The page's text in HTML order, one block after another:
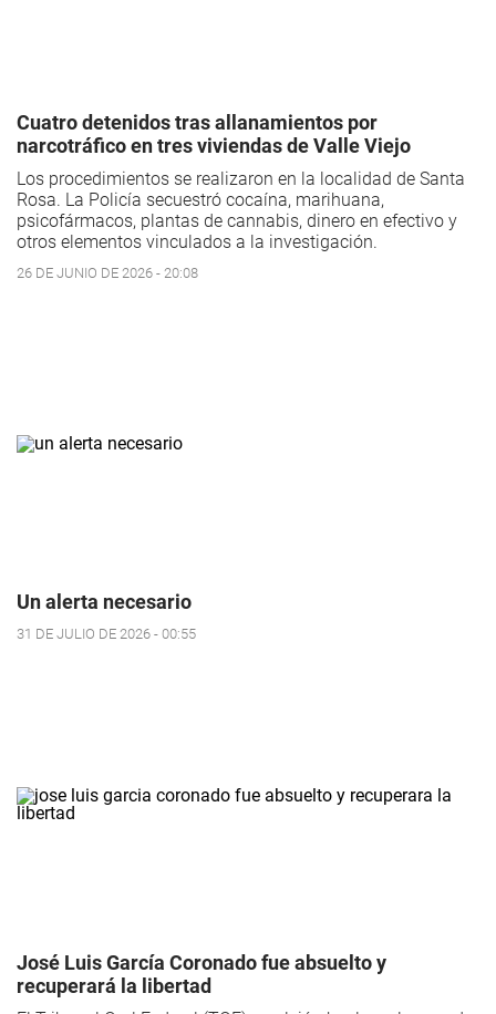
Cuatro detenidos tras allanamientos por
narcotráfico en tres viviendas de Valle Viejo
Los procedimientos se realizaron en la localidad de Santa
Rosa. La Policía secuestró cocaína, marihuana,
psicofármacos, plantas de cannabis, dinero en efectivo y
otros elementos vinculados a la investigación.
26 DE JUNIO DE 2026 - 20:08
Un alerta necesario
31 DE JULIO DE 2026 - 00:55
José Luis García Coronado fue absuelto y
recuperará la libertad